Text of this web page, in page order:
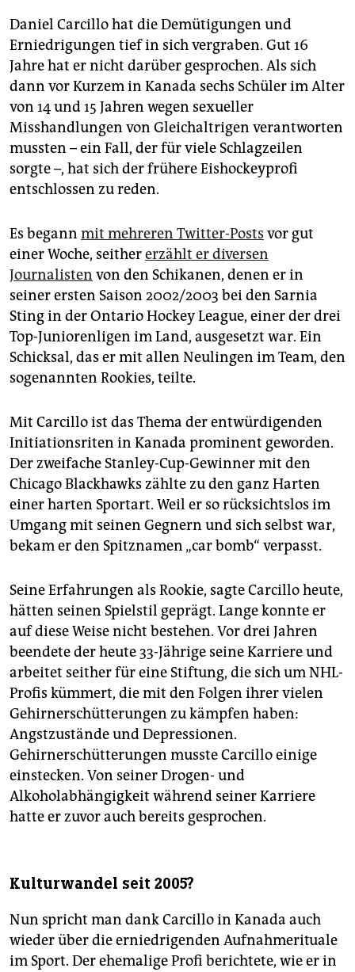
fragen & hilfe
unterstützen
abo
genossenschaft
epaper login
Daniel Carcillo hat die Demütigungen und
Erniedrigungen tief in sich vergraben. Gut 16
Jahre hat er nicht darüber gesprochen. Als sich
dann vor Kurzem in Kanada sechs Schüler im Alter
von 14 und 15 Jahren wegen sexueller
Misshandlungen von Gleichaltrigen verantworten
mussten – ein Fall, der für viele Schlagzeilen
sorgte –, hat sich der frühere Eishockeyprofi
entschlossen zu reden.
Es begann mit mehreren Twitter-Posts vor gut
einer Woche, seithererzählt er diversen
Journalisten von den Schikanen, denen er in
seiner ersten Saison 2002/2003 bei den Sarnia
Sting in der Ontario Hockey League, einer der drei
Top-Juniorenligen im Land, ausgesetzt war. Ein
Schicksal, das er mit allen Neulingen im Team, den
sogenannten Rookies, teilte.
Mit Carcillo ist das Thema der entwürdigenden
Initiationsriten in Kanada prominent geworden.
Der zweifache Stanley-Cup-Gewinner mit den
Chicago Blackhawks zählte zu den ganz Harten
einer harten Sportart. Weil er so rücksichtslos im
Umgang mit seinen Gegnern und sich selbst war,
bekam er den Spitznamen „car bomb“ verpasst.
Seine Erfahrungen als Rookie, sagte Carcillo heute,
hätten seinen Spielstil geprägt. Lange konnte er
auf diese Weise nicht bestehen. Vor drei Jahren
beendete der heute 33-Jährige seine Karriere und
arbeitet seither für eine Stiftung, die sich um NHL-
Profis kümmert, die mit den Folgen ihrer vielen
Gehirnerschütterungen zu kämpfen haben:
Angstzustände und Depressionen.
Gehirnerschütterungen musste Carcillo einige
einstecken. Von seiner Drogen- und
Alkoholabhängigkeit während seiner Karriere
hatte er zuvor auch bereits gesprochen.
Kulturwandel seit 2005?
Nun spricht man dank Carcillo in Kanada auch
wieder über die erniedrigenden Aufnahmerituale
im Sport. Der ehemalige Profi berichtete, wie er in